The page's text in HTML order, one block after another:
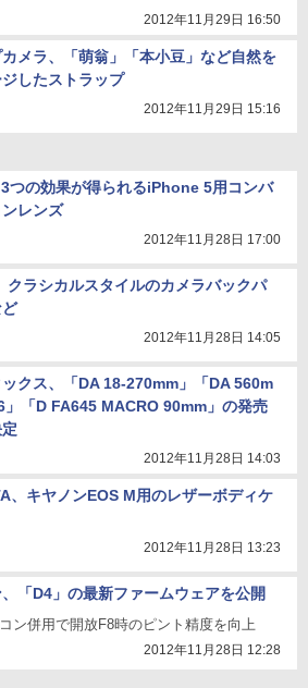
2012年11月29日 16:50
メラ、「萌翁」「本小豆」など自然を
したストラップ
2012年11月29日 15:16
つの効果が得られるiPhone 5用コンバ
レンズ
2012年11月28日 17:00
クラシカルスタイルのカメラバックパ
2012年11月28日 14:05
クス、「DA 18-270mm」「DA 560m
」「D FA645 MACRO 90mm」の発売
2012年11月28日 14:03
、キヤノンEOS M用のレザーボディケ
2012年11月28日 13:23
「D4」の最新ファームウェアを公開
ン併用で開放F8時のピント精度を向上
2012年11月28日 12:28